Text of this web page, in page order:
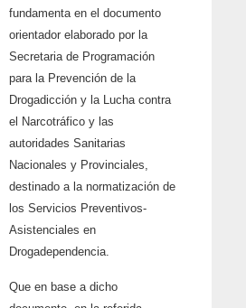
fundamenta en el documento
orientador elaborado por la
Secretaria de Programación
para la Prevención de la
Drogadicción y la Lucha contra
el Narcotráfico y las
autoridades Sanitarias
Nacionales y Provinciales,
destinado a la normatización de
los Servicios Preventivos-
Asistenciales en
Drogadependencia.
Que en base a dicho